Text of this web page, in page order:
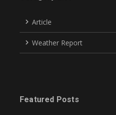
Article
Weather Report
Featured Posts